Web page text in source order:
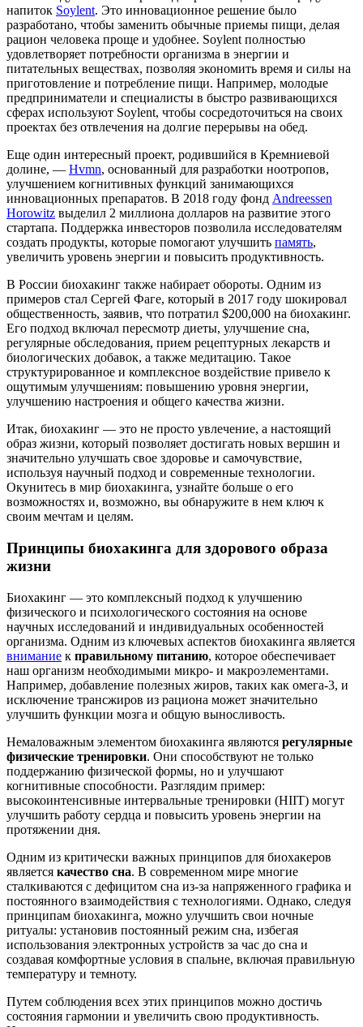
напиток Soylent. Это инновационное решение было
разработано, чтобы заменить обычные приемы пищи, делая
рацион человека проще и удобнее. Soylent полностью
удовлетворяет потребности организма в энергии и
питательных веществах, позволяя экономить время и силы на
приготовление и потребление пищи. Например, молодые
предприниматели и специалисты в быстро развивающихся
сферах используют Soylent, чтобы сосредоточиться на своих
проектах без отвлечения на долгие перерывы на обед.
Еще один интересный проект, родившийся в Кремниевой
долине, — Hvmn, основанный для разработки ноотропов,
улучшением когнитивных функций занимающихся
инновационных препаратов. В 2018 году фонд Andreessen
Horowitz выделил 2 миллиона долларов на развитие этого
стартапа. Поддержка инвесторов позволила исследователям
создать продукты, которые помогают улучшить память,
увеличить уровень энергии и повысить продуктивность.
В России биохакинг также набирает обороты. Одним из
примеров стал Сергей Фаге, который в 2017 году шокировал
общественность, заявив, что потратил $200,000 на биохакинг.
Его подход включал пересмотр диеты, улучшение сна,
регулярные обследования, прием рецептурных лекарств и
биологических добавок, а также медитацию. Такое
структурированное и комплексное воздействие привело к
ощутимым улучшениям: повышению уровня энергии,
улучшению настроения и общего качества жизни.
Итак, биохакинг — это не просто увлечение, а настоящий
образ жизни, который позволяет достигать новых вершин и
значительно улучшать свое здоровье и самочувствие,
используя научный подход и современные технологии.
Окунитесь в мир биохакинга, узнайте больше о его
возможностях и, возможно, вы обнаружите в нем ключ к
своим мечтам и целям.
Принципы биохакинга для здорового образа
жизни
Биохакинг — это комплексный подход к улучшению
физического и психологического состояния на основе
научных исследований и индивидуальных особенностей
организма. Одним из ключевых аспектов биохакинга является
внимание к правильному питанию, которое обеспечивает
наш организм необходимыми микро- и макроэлементами.
Например, добавление полезных жиров, таких как омега-3, и
исключение трансжиров из рациона может значительно
улучшить функции мозга и общую выносливость.
Немаловажным элементом биохакинга являются регулярные
физические тренировки. Они способствуют не только
поддержанию физической формы, но и улучшают
когнитивные способности. Разглядим пример:
высокоинтенсивные интервальные тренировки (HIIT) могут
улучшить работу сердца и повысить уровень энергии на
протяжении дня.
Одним из критически важных принципов для биохакеров
является качество сна. В современном мире многие
сталкиваются с дефицитом сна из-за напряженного графика и
постоянного взаимодействия с технологиями. Однако, следуя
принципам биохакинга, можно улучшить свои ночные
ритуалы: установив постоянный режим сна, избегая
использования электронных устройств за час до сна и
создавая комфортные условия в спальне, включая правильную
температуру и темноту.
Путем соблюдения всех этих принципов можно достичь
состояния гармонии и увеличить свою продуктивность.